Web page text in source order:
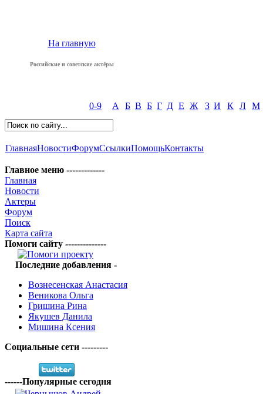
На главную
Российские и советские актёры
0-9 А Б В Б Г Д Е Ж З И К Л М
ГлавнаяНовостиФорумСсылкиПомощьКонтакты
Главное меню -------------
Главная
Новости
Актеры
Форум
Поиск
Карта сайта
Помоги сайту --------------
Последние добавления -
Вознесенская Анастасия
Веникова Ольга
Гришина Рина
Якушев Данила
Мишина Ксения
Социальные сети ---------
------Популярные сегодня